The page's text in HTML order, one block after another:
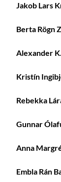
Jakob Lars
Berta Rögn
Alexander
Kristín
Rebekka
Gunnar
Anna
Embla Rán